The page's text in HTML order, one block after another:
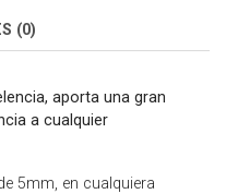
(0)
aporta una gran
a cualquier
5mm, en cualquiera